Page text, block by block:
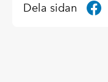
Dela sidan